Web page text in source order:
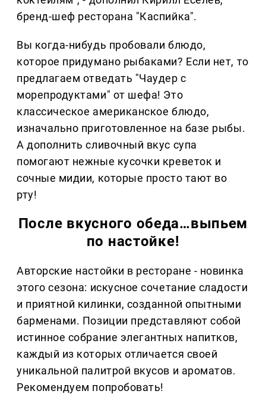
бренд-шеф ресторана "Каспийка".
Вы когда-нибудь пробовали блюдо,
которое придумано рыбаками? Если нет, то
предлагаем отведать "Чаудер с
морепродуктами" от шефа! Это
классическое американское блюдо,
изначально приготовленное на базе рыбы.
А дополнить сливочный вкус супа
помогают нежные кусочки креветок и
сочные мидии, которые просто тают во
рту!
После вкусного обеда…выпьем
по настойке!
Авторские настойки в ресторане - новинка
этого сезона: искусное сочетание сладости
и приятной килинки, созданной опытными
барменами. Позиции представляют собой
истинное собрание элегантных напитков,
каждый из которых отличается своей
уникальной палитрой вкусов и ароматов.
Рекомендуем попробовать!